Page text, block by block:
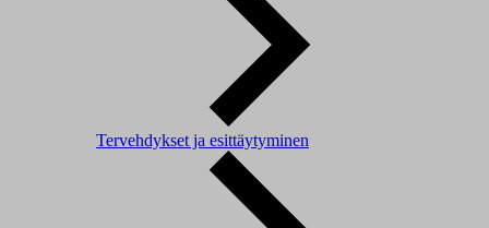
Tervehdykset ja esittäytyminen